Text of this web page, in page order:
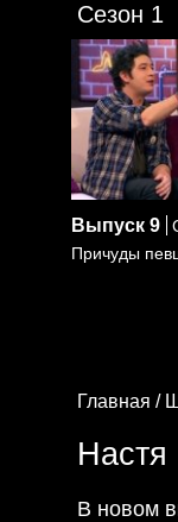
Сезон 1
Выпуск 9
Причуды
Главная /
В новом